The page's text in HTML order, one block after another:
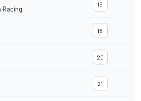
Racing
15
18
20
21